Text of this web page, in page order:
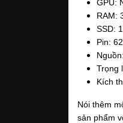
GPU:
RAM:
SSD:
Pin:
Trọng
Kích
Nói thêm
sản phẩm